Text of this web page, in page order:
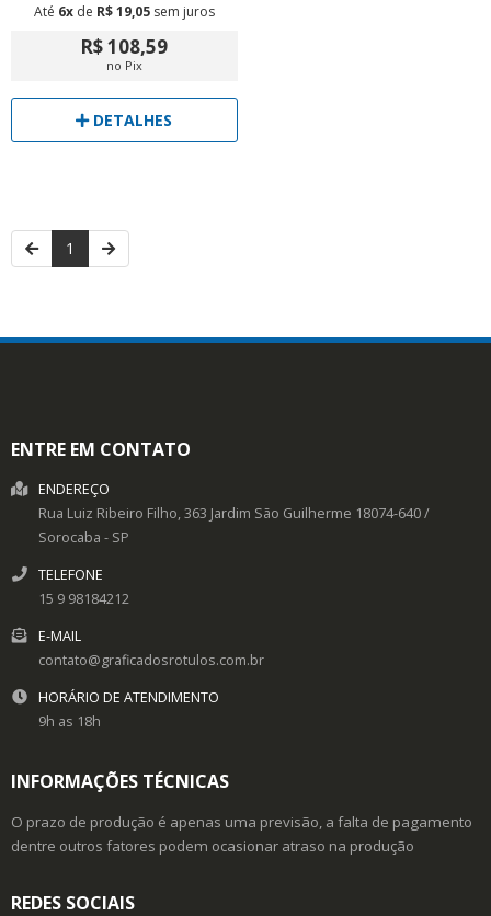
Até 6xde R$ 19,05sem juros
R$ 108,59
no Pix
DETALHES
1
ENTRE EM CONTATO
ENDEREÇO
Rua Luiz Ribeiro Filho, 363 Jardim São Guilherme 18074-640/
Sorocaba - SP
TELEFONE
15 9 98184212
E-MAIL
contato@graficadosrotulos.com.br
HORÁRIO DE ATENDIMENTO
9h as 18h
INFORMAÇÕES TÉCNICAS
O prazo de produção é apenas uma previsão, a falta de pagamento
dentre outros fatores podem ocasionar atraso na produção
REDES SOCIAIS